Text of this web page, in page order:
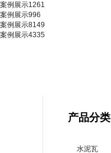
案例展示1261
案例展示996
案例展示8149
案例展示4335
产品分类
水泥瓦